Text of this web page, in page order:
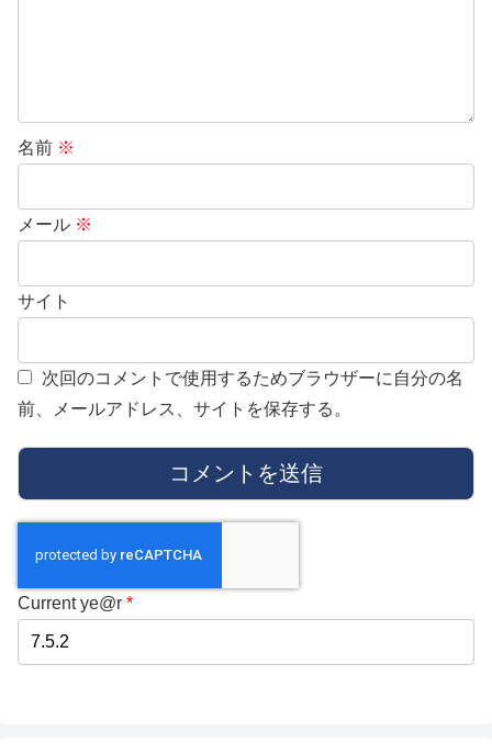
名前 ※
メール ※
サイト
次回のコメントで使用するためブラウザーに自分の名
前、メールアドレス、サイトを保存する。
Current ye@r *